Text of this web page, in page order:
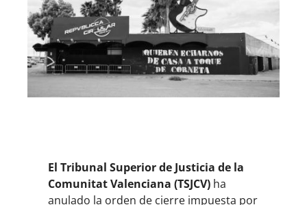
El Tribunal Superior de Justicia de la
ComunitatValenciana (TSJCV)ha
anulado la orden de cierre impuesta por